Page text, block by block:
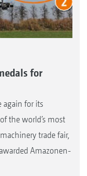
for
again for its
the world’s most
trade fair,
Amazonen-